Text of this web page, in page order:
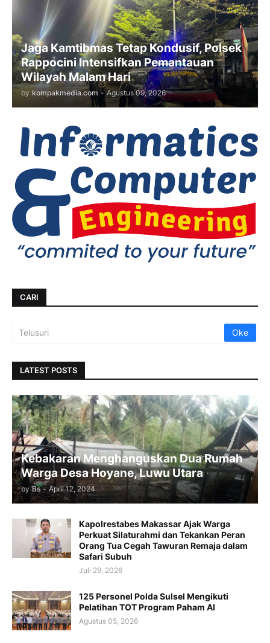
Jaga Kamtibmas Tetap Kondusif, Polsek
Rappocini Intensifkan Pemantauan
Wilayah Malam Hari
by kompakmedia.com - Agustus 09, 2026
CARI
LATEST POSTS
Kebakaran Menghanguskan Dua Rumah
Warga Desa Hoyane, Luwu Utara
by Bs - April 12, 2024
Kapolrestabes Makassar Ajak Warga
Perkuat Silaturahmi dan Tekankan Peran
Orang Tua Cegah Tawuran Remaja dalam
Safari Subuh
Juli 29, 2026
125 Personel Polda Sulsel Mengikuti
Pelatihan TOT Program Paham AI
Agustus 05, 2026